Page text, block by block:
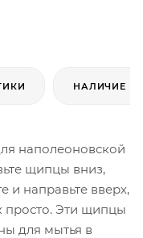
НАЛИЧИЕ
наполеоновской
щипцы вниз,
и направьте вверх,
просто. Эти щипцы
для мытья в